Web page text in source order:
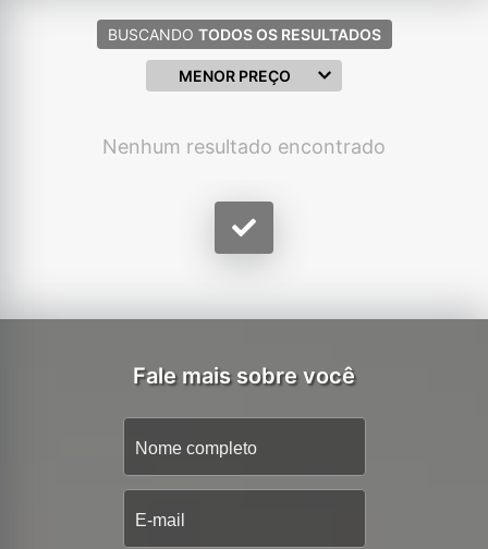
BUSCANDO TODOS OS RESULTADOS
MENOR PREÇO
Nenhum resultado encontrado
Fale mais sobre você